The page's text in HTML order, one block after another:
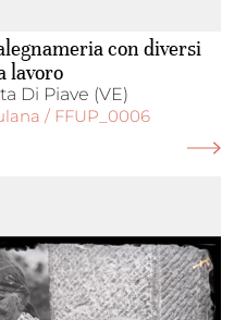
con diversi
lavoro
Di Piave (VE)
/ FFUP_0006